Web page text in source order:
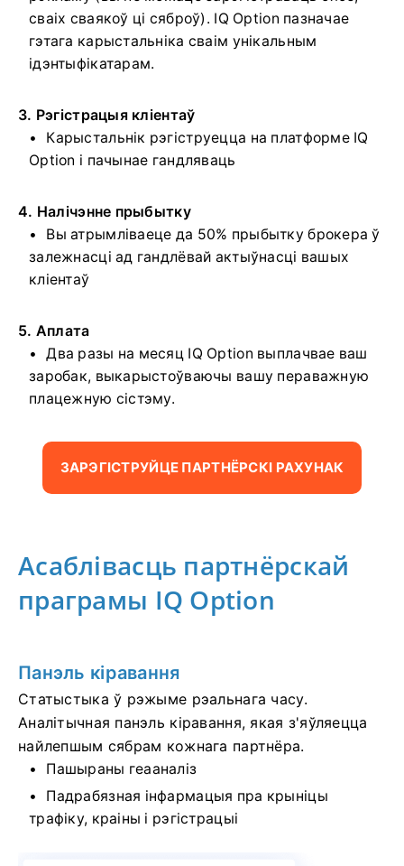
сваіх сваякоў ці сяброў). IQ Option пазначае
гэтага карыстальніка сваім унікальным
ідэнтыфікатарам.
3. Рэгістрацыя кліентаў
Карыстальнік рэгіструецца на платформе IQ
Option і пачынае гандляваць
4. Налічэнне прыбытку
Вы атрымліваеце да 50% прыбытку брокера ў
залежнасці ад гандлёвай актыўнасці вашых
кліентаў
5. Аплата
Два разы на месяц IQ Option выплачвае ваш
заробак, выкарыстоўваючы вашу пераважную
плацежную сістэму.
ЗАРЭГІСТРУЙЦЕ ПАРТНЁРСКІ РАХУНАК
Асаблівасць партнёрскай
праграмы IQ Option
Панэль кіравання
Статыстыка ў рэжыме рэальнага часу.
Аналітычная панэль кіравання, якая з'яўляецца
найлепшым сябрам кожнага партнёра.
Пашыраны геааналіз
Падрабязная інфармацыя пра крыніцы
трафіку, краіны і рэгістрацыі